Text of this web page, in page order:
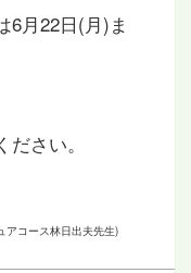
6月22日(月)ま
さい。
アコース林日出夫先生)